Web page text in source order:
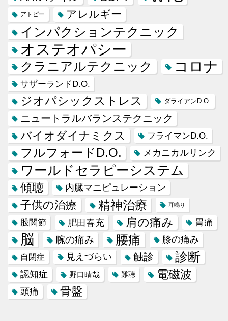
アトピー アレルギー
インパクションテクニック
オステオパシー
クラニアルテクニック コロナ
サザーランドD.O.
ジオパシックストレス ダライアンD.O.
ニュートラルバランステクニック
バイオダイナミクス フライマンD.O.
フルフォードD.O. メカニカルリンク
ワールドセラピーシステム
傾聴 内臓マニピュレーション
子供の治療 精神治療 耳鳴り
股関節 肥田春充 肩の痛み 胃痛
脳 腕の痛み 腰痛 膝の痛み
自閉症 見えづらい 触診 診断
認知症 野口晴哉 難聴 電磁波
頭痛 骨盤